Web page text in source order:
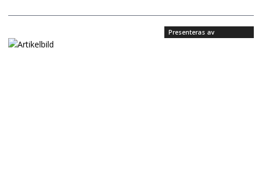
Presenteras av